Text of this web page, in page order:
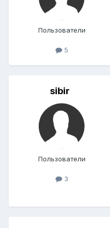
Пользователи
5
sibir
Пользователи
3